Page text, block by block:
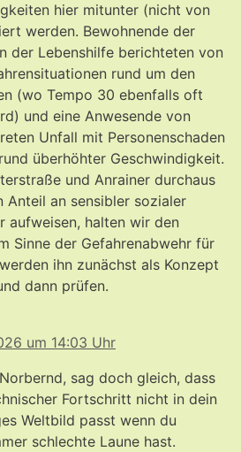
hier mitunter (nicht von
werden. Bewohnende der
der Lebenshilfe berichteten von
rund um den
(wo Tempo 30 ebenfalls oft
und eine Anwesende von
Unfall mit Personenschaden
überhöhter Geschwindigkeit.
und Anrainer durchaus
Anteil an sensibler sozialer
aufweisen, halten wir den
Sinne der Gefahrenabwehr für
ihn zunächst als Konzept
dann prüfen.
um 14:03 Uhr
sag doch gleich, dass
Fortschritt nicht in dein
Weltbild passt wenn du
schlechte Laune hast.